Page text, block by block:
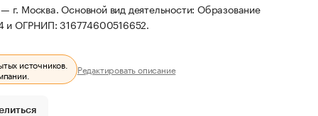
г. Москва. Основной вид деятельности: Образование
и ОГРНИП: 316774600516652.
источников.
Редактировать описание